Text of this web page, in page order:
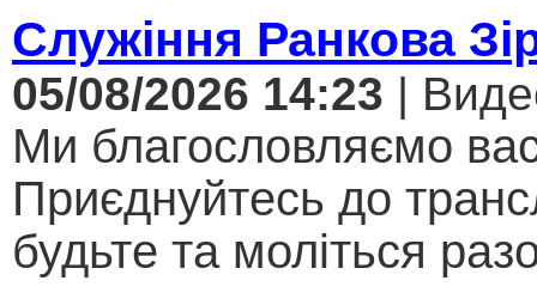
Служіння Ранкова
05/08/2026 14:23 |
Ми благословляємо
Приєднуйтесь до
будьте та моліться